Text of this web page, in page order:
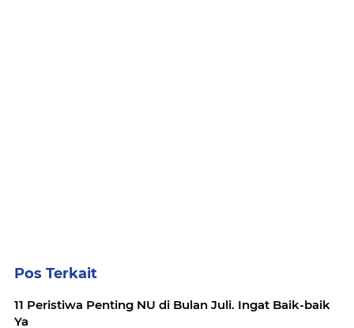
Pos Terkait
11 Peristiwa Penting NU di Bulan Juli. Ingat Baik-baik
Ya